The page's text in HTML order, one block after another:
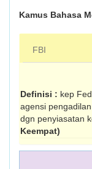
Kamus Bahasa
FBI
Definisi : kep
agensi
dgn penyiasatan
Keempat)